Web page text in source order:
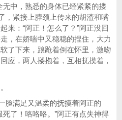
无中，熟悉的身体已经紧紧的搂
，紧接上脖颈上传来的胡渣和嘴
来：“阿正！怎么了？”阿正没回
，在娇喘中又稳稳的捏住，大力
了下来，踉跄着倒在怀里，激吻
应，两人搂抱着，互相抚摸着，
脸满足又温柔的抚摸着阿正的
死了！咯咯咯。”阿正有点失神得